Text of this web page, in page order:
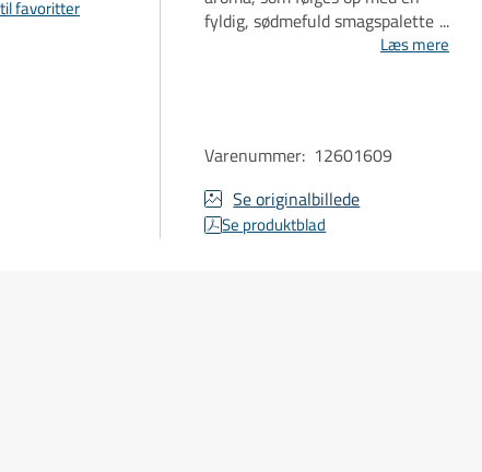
favoritter
fyldig, sødmefuld smagspalette
Læs mere
Varenummer: 12601609
Se originalbillede
Se produktblad